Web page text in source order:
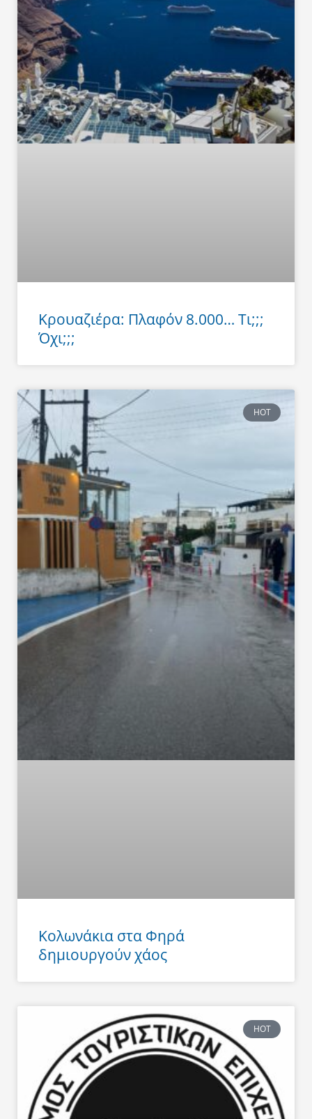
Κρουαζιέρα: Πλαφόν 8.000… Τι;;;
Όχι;;;
HOT
Κολωνάκια στα Φηρά
δημιουργούν χάος
HOT